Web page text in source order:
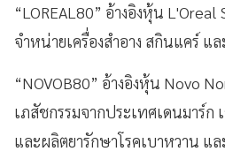
“LOREAL80” อ้างอิงหุ้น
จำหน่ายเครื่องสำอาง สกินแคร์ แ
“NOVOB80” อ้างอิงหุ้น Novo
เภสัชกรรมจากประเทศเดนมาร์
และผลิตยารักษาโรคเบาหวาน แ